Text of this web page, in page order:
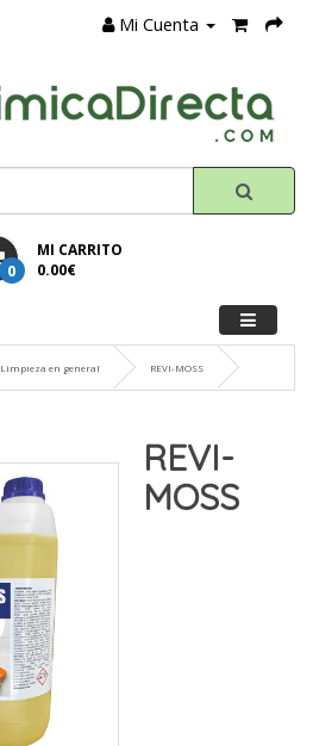
Mi Cuenta
MI CARRITO
0 0.00€
Limpieza en general REVI-MOSS
REVI-
MOSS